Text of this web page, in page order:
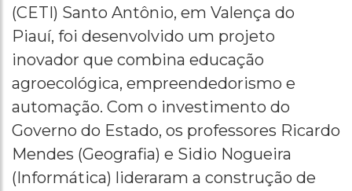
(CETI) Santo Antônio, em Valença do
Piauí, foi desenvolvido um projeto
inovador que combina educação
agroecológica, empreendedorismo e
automação. Com o investimento do
Governo do Estado, os professores Ricardo
Mendes (Geografia) e Sidio Nogueira
(Informática) lideraram a construção de